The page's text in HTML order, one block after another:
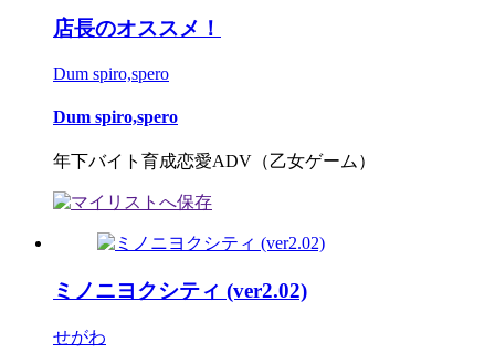
店長のオススメ！
Dum spiro,spero
Dum spiro,spero
年下バイト育成恋愛ADV（乙女ゲーム）
ミノニヨクシティ (ver2.02)
せがわ